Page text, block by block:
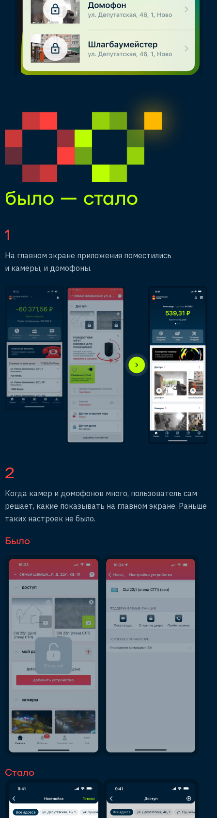
было — стало
1
На главном экране приложения поместились
и камеры, и домофоны.
Стало
2
Когда камер и домофонов много, пользователь сам
решает, какие показывать на главном экране. Раньше
таких настроек не было.
Было